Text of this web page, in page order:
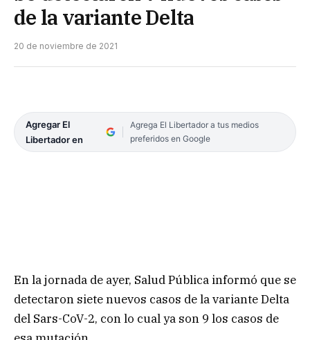
de la variante Delta
20 de noviembre de 2021
Agregar El
Libertador en
Agrega El Libertador a tus medios
preferidos en Google
En la jornada de ayer, Salud Pública informó que se
detectaron siete nuevos casos de la variante Delta
del Sars-CoV-2, con lo cual ya son 9 los casos de